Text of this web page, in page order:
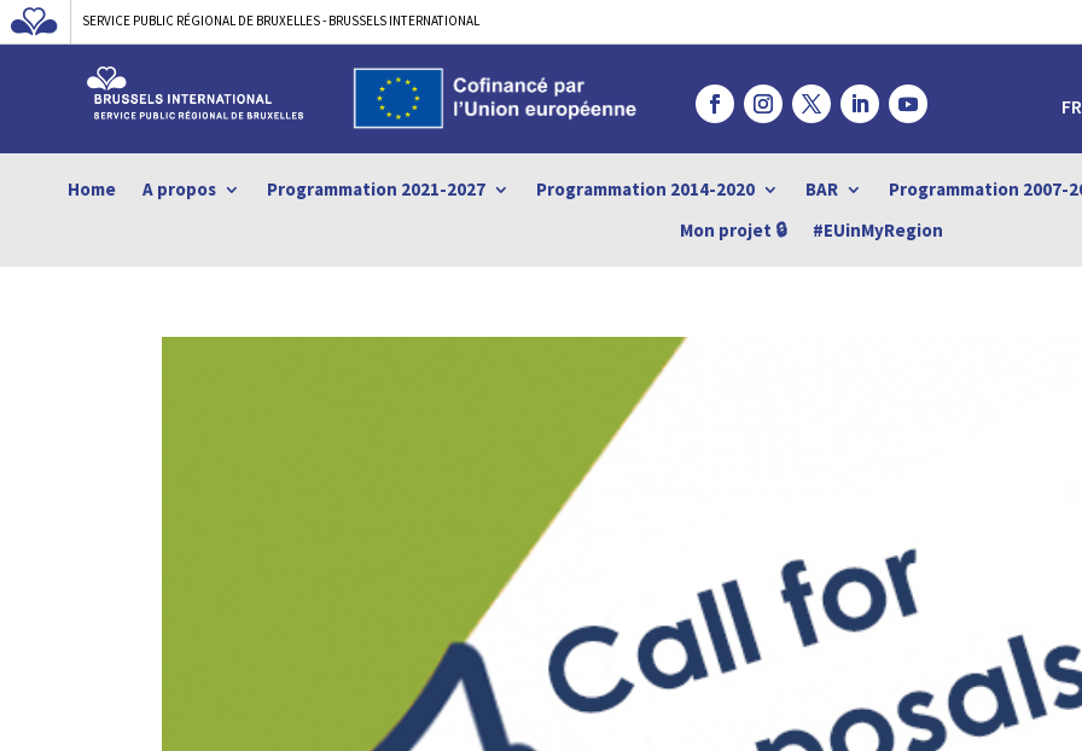
SERVICE PUBLIC RÉGIONAL DE BRUXELLES - BRUSSELS INTERNATIONAL
FR
Home A propos Programmation 2021-2027 Programmation 2014-2020 BAR Programmation 2007-
Mon projet 🔒
#EUinMyRegion